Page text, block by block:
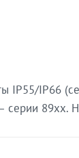
IP55/
89xx.